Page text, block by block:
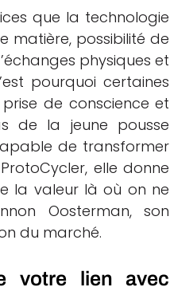
que la technologie
matière, possibilité de
physiques et
pourquoi certaines
de conscience et
de la jeune pousse
de transformer
elle donne
la valeur là où on ne
Oosterman, son
du marché.
votre lien avec